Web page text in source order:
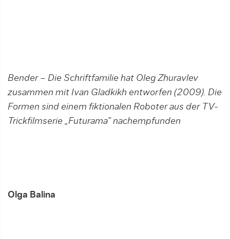
Bender – Die Schriftfamilie hat Oleg Zhuravlev
zusammen mit Ivan Gladkikh entworfen (2009). Die
Formen sind einem fiktionalen Roboter aus der TV-
Trickfilmserie „Futurama” nachempfunden
Olga Balina